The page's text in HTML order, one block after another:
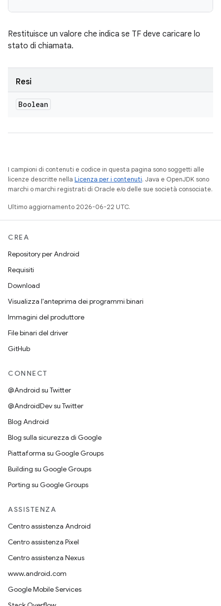
Restituisce un valore che indica se TF deve caricare lo
stato di chiamata.
Resi
Boolean
I campioni di contenuti e codice in questa pagina sono soggetti alle
licenze descritte nella Licenza per i contenuti. Java e OpenJDK sono
marchi o marchi registrati di Oracle e/o delle sue società consociate.
Ultimo aggiornamento 2026-06-22 UTC.
CREA
Repository per Android
Requisiti
Download
Visualizza l'anteprima dei programmi binari
Immagini del produttore
File binari del driver
GitHub
CONNECT
@Android su Twitter
@AndroidDev su Twitter
Blog Android
Blog sulla sicurezza di Google
Piattaforma su Google Groups
Building su Google Groups
Porting su Google Groups
ASSISTENZA
Centro assistenza Android
Centro assistenza Pixel
Centro assistenza Nexus
www.android.com
Google Mobile Services